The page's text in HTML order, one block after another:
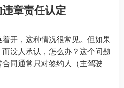
章责任认定
开，这种情况很常见。但如果
没人承认，怎么办？这个问题
同通常只对签约人（主驾驶